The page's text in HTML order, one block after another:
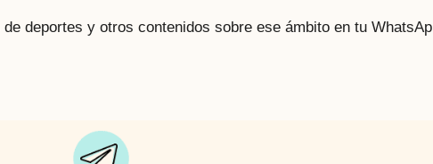
deportes y otros contenidos sobre ese ámbito en tu